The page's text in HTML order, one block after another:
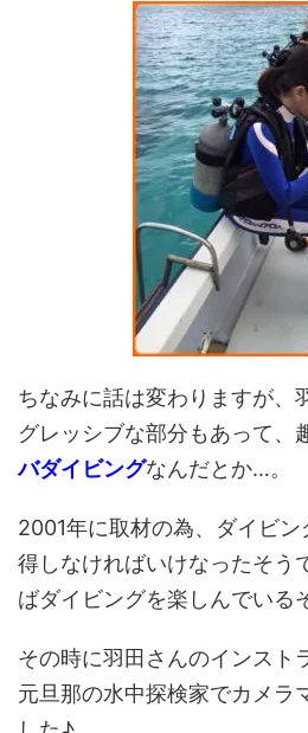
ちなみに話は変わりますが、
グレッシブな部分もあって、
バダイビングなんだとか…。
2001年に取材の為、ダイビ
得しなければいけなったそう
ばダイビングを楽しんでいる
その時に羽田さんのインスト
元旦那の水中探検家でカメラ